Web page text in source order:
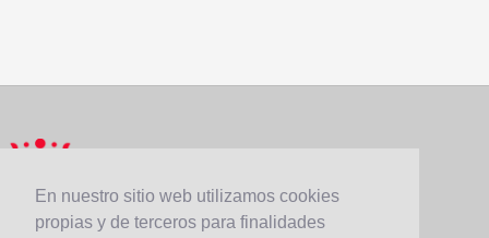
En nuestro sitio web utilizamos cookies
propias y de terceros para finalidades